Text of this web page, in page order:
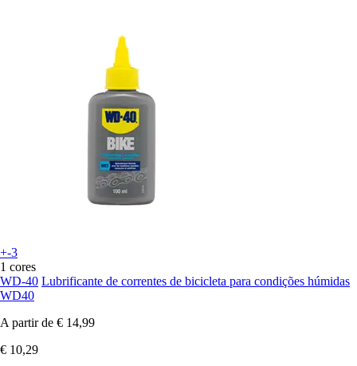
+-3
1 cores
WD-40 Lubrificante de correntes de bicicleta para condições húmidas
WD40
A partir de € 14,99
€ 10,29